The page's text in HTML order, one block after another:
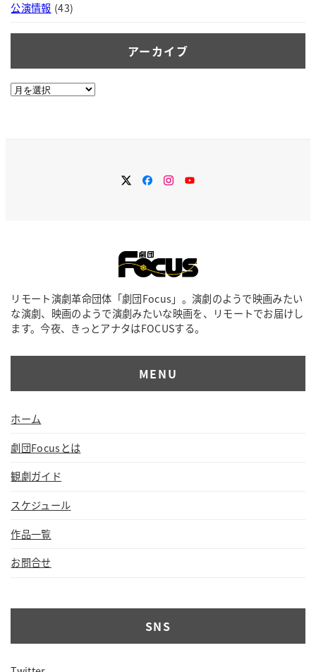
公演情報 (43)
アーカイブ
ア
Twitter
FacebookInstagram
YouTube
リモート演劇革命団体「劇団Focus」。演劇のようで映画みたい
な演劇、映画のようで演劇みたいな映画を、リモートでお届けし
ます。今夜、きっとアナタはFOCUSする。
MENU
ホーム
劇団Focusとは
観劇ガイド
スケジュール
作品一覧
お問合せ
SNS